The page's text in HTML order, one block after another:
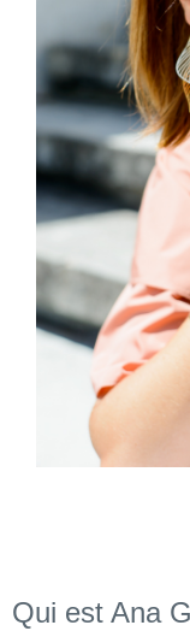
Qui est Ana